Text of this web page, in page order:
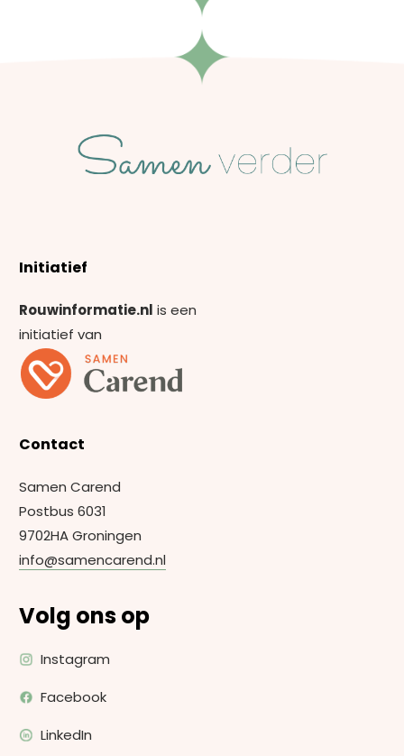
Initiatief
Rouwinformatie.nl is een
initiatief van
Contact
Samen Carend
Postbus 6031
9702HA Groningen
info@samencarend.nl
Volg ons op
Instagram
Facebook
LinkedIn